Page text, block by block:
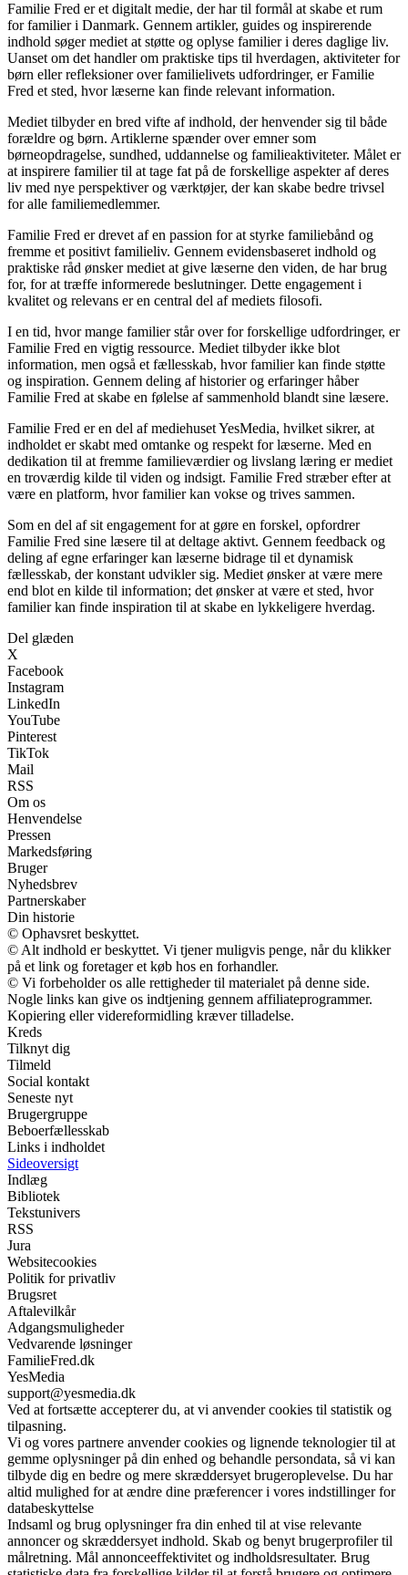
Familie Fred er et digitalt medie, der har til formål at skabe et rum
for familier i Danmark. Gennem artikler, guides og inspirerende
indhold søger mediet at støtte og oplyse familier i deres daglige liv.
Uanset om det handler om praktiske tips til hverdagen, aktiviteter for
børn eller refleksioner over familielivets udfordringer, er Familie
Fred et sted, hvor læserne kan finde relevant information.
Mediet tilbyder en bred vifte af indhold, der henvender sig til både
forældre og børn. Artiklerne spænder over emner som
børneopdragelse, sundhed, uddannelse og familieaktiviteter. Målet er
at inspirere familier til at tage fat på de forskellige aspekter af deres
liv med nye perspektiver og værktøjer, der kan skabe bedre trivsel
for alle familiemedlemmer.
Familie Fred er drevet af en passion for at styrke familiebånd og
fremme et positivt familieliv. Gennem evidensbaseret indhold og
praktiske råd ønsker mediet at give læserne den viden, de har brug
for, for at træffe informerede beslutninger. Dette engagement i
kvalitet og relevans er en central del af mediets filosofi.
I en tid, hvor mange familier står over for forskellige udfordringer, er
Familie Fred en vigtig ressource. Mediet tilbyder ikke blot
information, men også et fællesskab, hvor familier kan finde støtte
og inspiration. Gennem deling af historier og erfaringer håber
Familie Fred at skabe en følelse af sammenhold blandt sine læsere.
Familie Fred er en del af mediehuset YesMedia, hvilket sikrer, at
indholdet er skabt med omtanke og respekt for læserne. Med en
dedikation til at fremme familieværdier og livslang læring er mediet
en troværdig kilde til viden og indsigt. Familie Fred stræber efter at
være en platform, hvor familier kan vokse og trives sammen.
Som en del af sit engagement for at gøre en forskel, opfordrer
Familie Fred sine læsere til at deltage aktivt. Gennem feedback og
deling af egne erfaringer kan læserne bidrage til et dynamisk
fællesskab, der konstant udvikler sig. Mediet ønsker at være mere
end blot en kilde til information; det ønsker at være et sted, hvor
familier kan finde inspiration til at skabe en lykkeligere hverdag.
Del glæden
X
Facebook
Instagram
LinkedIn
YouTube
Pinterest
TikTok
Mail
RSS
Om os
Henvendelse
Pressen
Markedsføring
Bruger
Nyhedsbrev
Partnerskaber
Din historie
© Ophavsret beskyttet.
© Alt indhold er beskyttet. Vi tjener muligvis penge, når du klikker
på et link og foretager et køb hos en forhandler.
© Vi forbeholder os alle rettigheder til materialet på denne side.
Nogle links kan give os indtjening gennem affiliateprogrammer.
Kopiering eller videreformidling kræver tilladelse.
Kreds
Tilknyt dig
Tilmeld
Social kontakt
Seneste nyt
Brugergruppe
Beboerfællesskab
Links i indholdet
Sideoversigt
Indlæg
Bibliotek
Tekstunivers
RSS
Jura
Websitecookies
Politik for privatliv
Brugsret
Aftalevilkår
Adgangsmuligheder
Vedvarende løsninger
FamilieFred.dk
YesMedia
support@yesmedia.dk
Ved at fortsætte accepterer du, at vi anvender cookies til statistik og
tilpasning.
Vi og vores partnere anvender cookies og lignende teknologier til at
gemme oplysninger på din enhed og behandle persondata, så vi kan
tilbyde dig en bedre og mere skræddersyet brugeroplevelse. Du har
altid mulighed for at ændre dine præferencer i vores indstillinger for
databeskyttelse
Indsaml og brug oplysninger fra din enhed til at vise relevante
annoncer og skræddersyet indhold. Skab og benyt brugerprofiler til
målretning. Mål annonceeffektivitet og indholdsresultater. Brug